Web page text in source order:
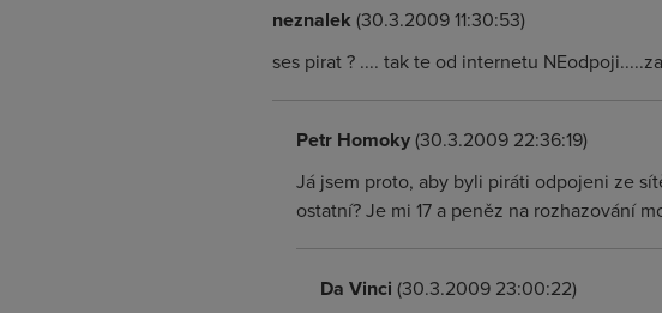
neznalek (30.3.2009 11:30:53)
ses pirat ? .... tak te od internetu
Petr Homoky(30.3.2009 22:36:19)
Já jsem proto, aby byli piráti odpojeni ze
ostatní? Je mi 17 a peněz na rozhazování
Da Vinci (30.3.2009 23:00:22)